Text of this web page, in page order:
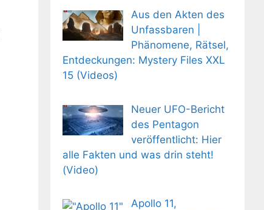
Aus den Akten des
Unfassbaren |
Phänomene, Rätsel,
Entdeckungen: Mystery Files XXL
15 (Videos)
Neuer UFO-Bericht
des Pentagon
veröffentlicht: Hier
alle Fakten und was drin steht!
(Video)
Apollo 11,